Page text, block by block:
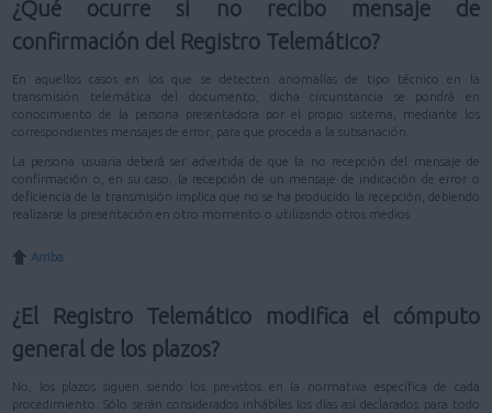
¿Qué ocurre si no recibo mensaje de
confirmación del Registro Telemático?
En aquellos casos en los que se detecten anomalías de tipo técnico en la
transmisión telemática del documento, dicha circunstancia se pondrá en
conocimiento de la persona presentadora por el propio sistema, mediante los
correspondientes mensajes de error, para que proceda a la subsanación.
La persona usuaria deberá ser advertida de que la no recepción del mensaje de
confirmación o, en su caso, la recepción de un mensaje de indicación de error o
deficiencia de la transmisión implica que no se ha producido la recepción, debiendo
realizarse la presentación en otro momento o utilizando otros medios.
Arriba
¿El Registro Telemático modifica el cómputo
general de los plazos?
No, los plazos siguen siendo los previstos en la normativa específica de cada
procedimiento. Sólo serán considerados inhábiles los días así declarados para todo